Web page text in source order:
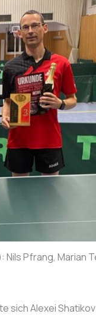
Pfrang, Marian
Alexei